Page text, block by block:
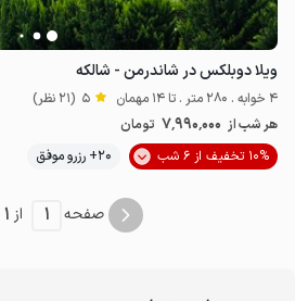
ویلا دوبلکس در شاندرمن - شالکه
4 خوابه . 280 متر . تا 14 مهمان 5 (21 نظر)
هر شب از 7٬990٬000 تومان
10% تخفیف از 6 شب
20+ رزرو موفق
صفحه 1 از 1